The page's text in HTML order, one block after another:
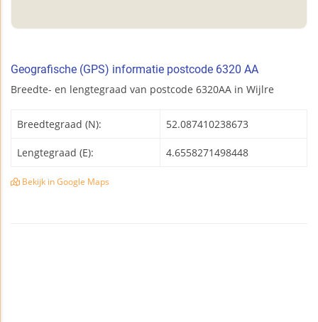
Geografische (GPS) informatie postcode 6320 AA
Breedte- en lengtegraad van postcode 6320AA in Wijlre
Breedtegraad (N): 52.087410238673
Lengtegraad (E): 4.6558271498448
Bekijk in Google Maps